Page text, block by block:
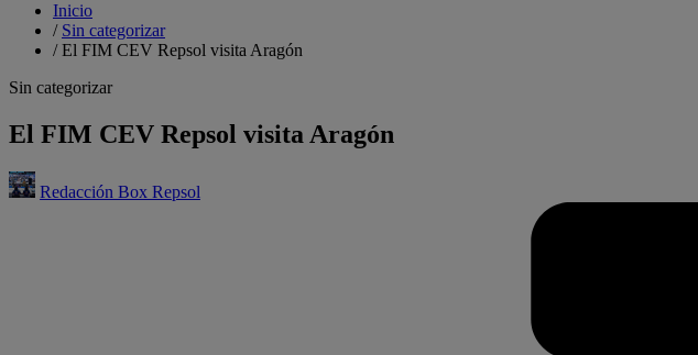
Inicio
/ Sin categorizar
/El FIM CEV Repsol visita Aragón
Sin categorizar
El FIM CEV Repsol visita Aragón
Redacción Box Repsol